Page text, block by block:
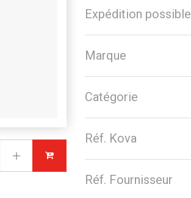
Expédition possible
Marque
Catégorie
Réf. Kova
Réf. Fournisseur